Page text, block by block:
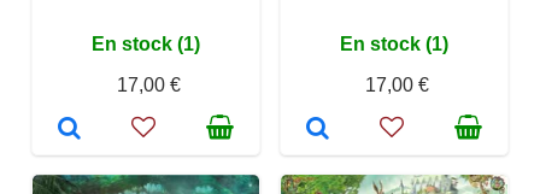
En stock (1)
17,00 €
En stock (1)
17,00 €